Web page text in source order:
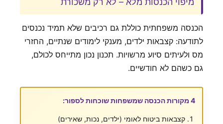
הכנסה משפחתית כוללת גם רכיבים שלא תמיד נכנסים
לתודעה: קצבאות ילדים, מענקי לימודים שנתיים, החזרי
מס ולעיתים סיוע מרשויות. תכנון נכון מתייחס לכולם,
גם כשהם לא חודשיים.
4 מקורות הכנסה שמשפחות שוכחות לספור:
קצבאות ביטוח לאומי (ילדים, נכות, שאירים)